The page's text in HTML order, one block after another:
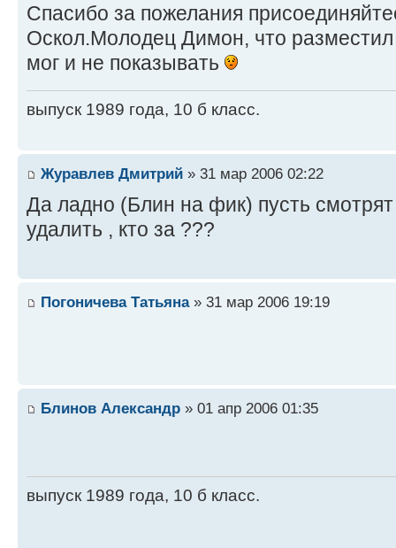
Спасибо за пожелания
Оскол.Молодец Димон, что
мог и не показывать
выпуск 1989 года, 10 б класс.
Журавлев Дмитрий » 31 мар 2006 02:22
Да ладно (Блин на фик) пусть
удалить , кто за ???
Погоничева Татьяна» 31 мар 2006 19:19
Блинов Александр » 01 апр 2006 01:35
выпуск 1989 года, 10 б класс.